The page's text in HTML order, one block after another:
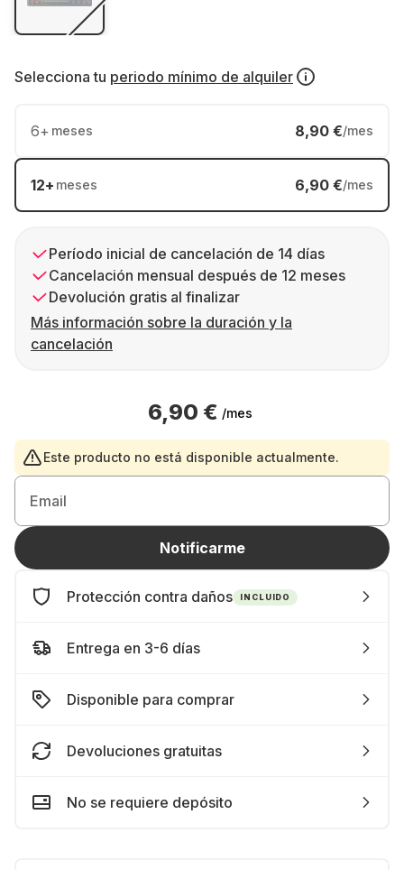
Selecciona tu periodo mínimo de alquiler
6+ meses 8,90 €/mes
12+ meses 6,90 €/mes
Período inicial de cancelación de 14 días
Cancelación mensual después de 12 meses
Devolución gratis al finalizar
Más información sobre la duración y la
cancelación
6,90 € /mes
Este producto no está disponible actualmente.
Email
Notificarme
Protección contra daños INCLUIDO
Entrega en 3-6 días
Disponible para comprar
Devoluciones gratuitas
No se requiere depósito